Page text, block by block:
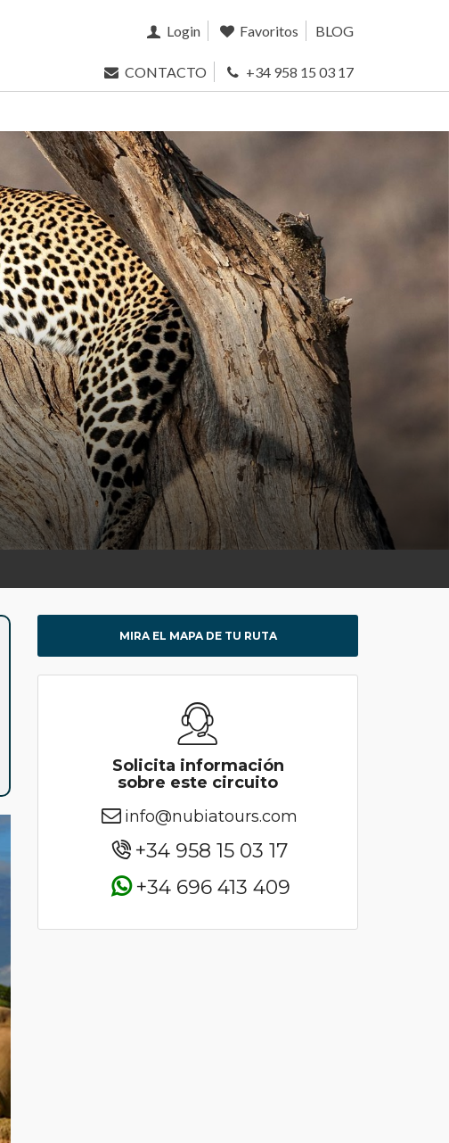
Login Favoritos BLOG
CONTACTO +34 958 15 03 17
MIRA EL MAPA DE TU RUTA
Solicita información
sobre este circuito
info@nubiatours.com
+34 958 15 03 17
+34 696 413 409